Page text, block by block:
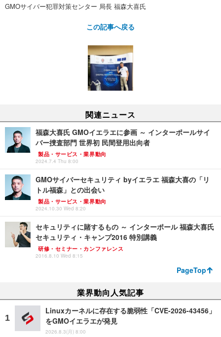
GMOサイバー犯罪対策センター 局長 福森大喜氏
この記事へ戻る
関連ニュース
福森大喜氏 GMOイエラエに参画 ～ インターポールサイ
バー捜査部門 世界初 民間登用出向者
製品・サービス・業界動向
2024.7.4 Thu 8:00
GMOサイバーセキュリティ byイエラエ 福森大喜の「リ
トル福森」との出会い
製品・サービス・業界動向
2024.10.30 Wed 8:20
セキュリティに賭するもの ～ インターポール 福森大喜氏
セキュリティ・キャンプ2016 特別講義
研修・セミナー・カンファレンス
2016.8.10 Wed 8:15
PageTop
業界動向人気記事
Linuxカーネルに存在する脆弱性「CVE-2026-43456」
をGMOイエラエが発見
2026.8.3(月) 8:00